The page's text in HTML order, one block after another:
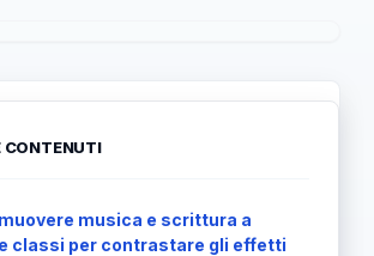
CONTENUTI
musica e scrittura a
classi per contrastare gli effetti